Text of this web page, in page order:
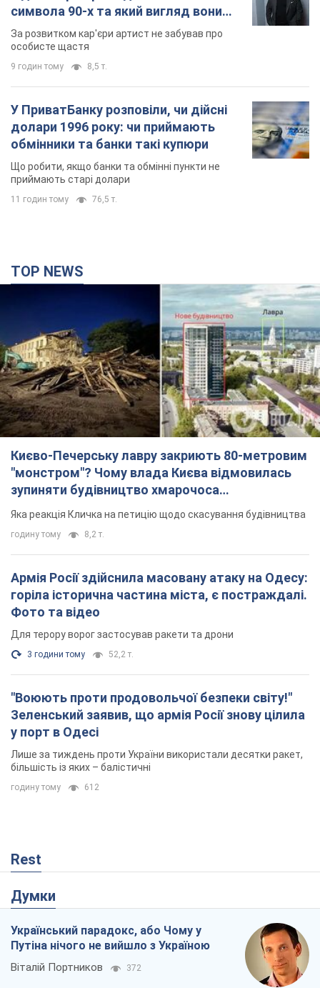
символа 90-х та який вигляд вони
мають
За розвитком кар'єри артист не забував про
особисте щастя
9 годин тому 8,5 т.
У ПриватБанку розповіли, чи дійсні
долари 1996 року: чи приймають
обмінники та банки такі купюри
Що робити, якщо банки та обмінні пункти не
приймають старі долари
11 годин тому 76,5 т.
TOP NEWS
Києво-Печерську лавру закриють 80-метровим
"монстром"? Чому влада Києва відмовилась
зупиняти будівництво хмарочоса
"московського вірянина"
Яка реакція Кличка на петицію щодо скасування будівництва
годину тому 8,2 т.
Армія Росії здійснила масовану атаку на Одесу:
горіла історична частина міста, є постраждалі.
Фото та відео
Для терору ворог застосував ракети та дрони
3 години тому 52,2 т.
"Воюють проти продовольчої безпеки світу!"
Зеленський заявив, що армія Росії знову цілила
у порт в Одесі
Лише за тиждень проти України використали десятки ракет,
більшість із яких – балістичні
годину тому 612
Rest
Думки
Український парадокс, або Чому у
Путіна нічого не вийшло з Україною
Віталій Портников 372